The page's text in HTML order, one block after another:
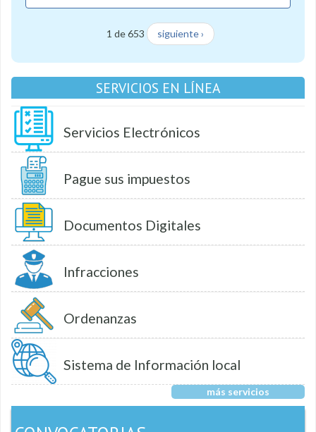
1 de 653 siguiente ›
SERVICIOS EN LÍNEA
Servicios Electrónicos
Pague sus impuestos
Documentos Digitales
Infracciones
Ordenanzas
Sistema de Información local
más servicios